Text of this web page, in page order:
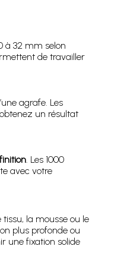
à 32 mm selon
de travailler
agrafe. Les
un résultat
. Les 1000
avec votre
la mousse ou le
plus profonde ou
une fixation solide